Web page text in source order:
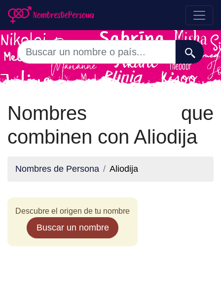
Nombres que
combinen con Aliodija
Nombres de Persona Aliodija
Descubre el origen de tu nombre
Buscar un nombre